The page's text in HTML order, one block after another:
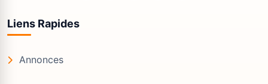
Liens Rapides
Annonces